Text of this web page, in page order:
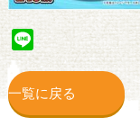
Line
一覧に戻る